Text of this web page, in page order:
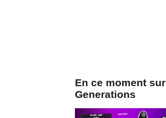
En ce moment sur
Generations